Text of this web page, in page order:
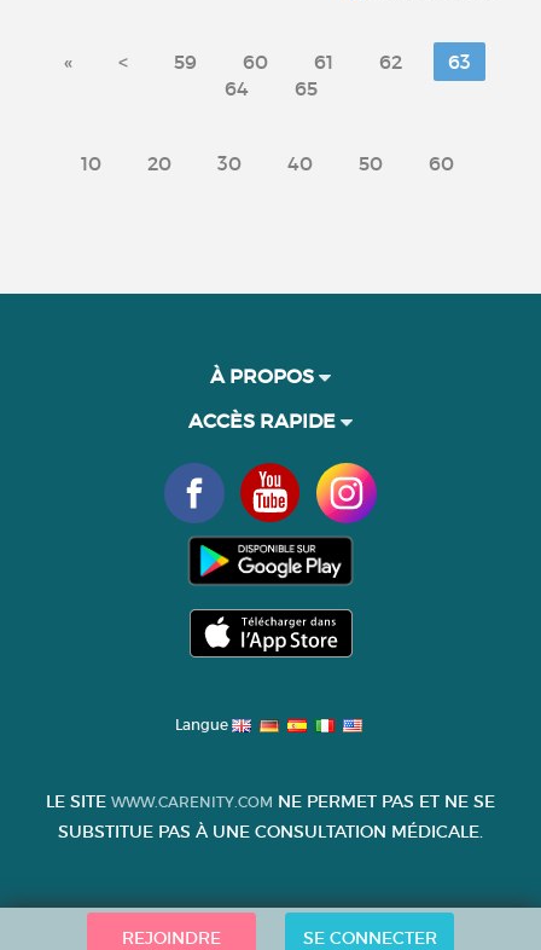
« < 59 60 61 62
63
64
65
10 20 30 40 50 60
REJOINDRE SE CONNECTER
À PROPOS
ACCÈS RAPIDE
Langue
LE SITE WWW.CARENITY.COM NE PERMET PAS ET NE SE
SUBSTITUE PAS À UNE CONSULTATION MÉDICALE.